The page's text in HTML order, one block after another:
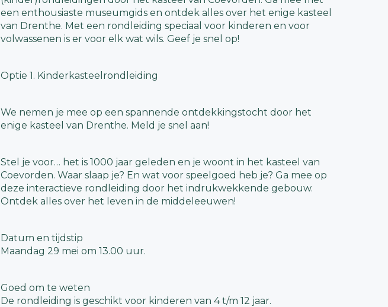
een enthousiaste museumgids en ontdek alles over het enige kasteel
van Drenthe. Met een rondleiding speciaal voor kinderen en voor
volwassenen is er voor elk wat wils. Geef je snel op!
Optie 1. Kinderkasteelrondleiding
We nemen je mee op een spannende ontdekkingstocht door het
enige kasteel van Drenthe. Meld je snel aan!
Stel je voor… het is 1000 jaar geleden en je woont in het kasteel van
Coevorden. Waar slaap je? En wat voor speelgoed heb je? Ga mee op
deze interactieve rondleiding door het indrukwekkende gebouw.
Ontdek alles over het leven in de middeleeuwen!
Datum en tijdstip
Maandag 29 mei om 13.00 uur.
Goed om te weten
De rondleiding is geschikt voor kinderen van 4 t/m 12 jaar.